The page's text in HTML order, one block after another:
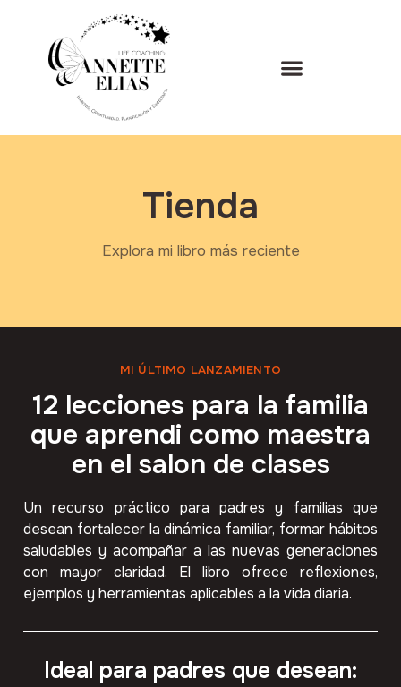
Tienda
Explora mi libro más reciente
MI ÚLTIMO LANZAMIENTO
12 lecciones para la familia
que aprendi como maestra
en el salon de clases
Un recurso práctico para padres y familias que
desean fortalecer la dinámica familiar, formar hábitos
saludables y acompañar a las nuevas generaciones
con mayor claridad. El libro ofrece reflexiones,
ejemplos y herramientas aplicables a la vida diaria.
Ideal para padres que desean: